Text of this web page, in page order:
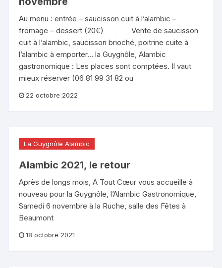
Au menu : entrée – saucisson cuit à l’alambic –
fromage – dessert (20€) Vente de saucisson
cuit à l’alambic, saucisson brioché, poitrine cuite à
l’alambic à emporter… la Guygnôle, Alambic
gastronomique : Les places sont comptées. Il vaut
mieux réserver (06 81 99 31 82 ou
22 octobre 2022
La Guygnôle Alambic
Alambic 2021, le retour
Après de longs mois, A Tout Cœur vous accueille à
nouveau pour la Guygnôle, l’Alambic Gastronomique,
Samedi 6 novembre à la Ruche, salle des Fêtes à
Beaumont
18 octobre 2021